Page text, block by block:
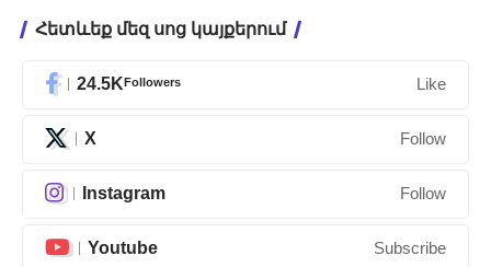
Հետևեք մեզ սոց կայքերում
24.5KFollowers Like
X Follow
Instagram Follow
Youtube Subscribe